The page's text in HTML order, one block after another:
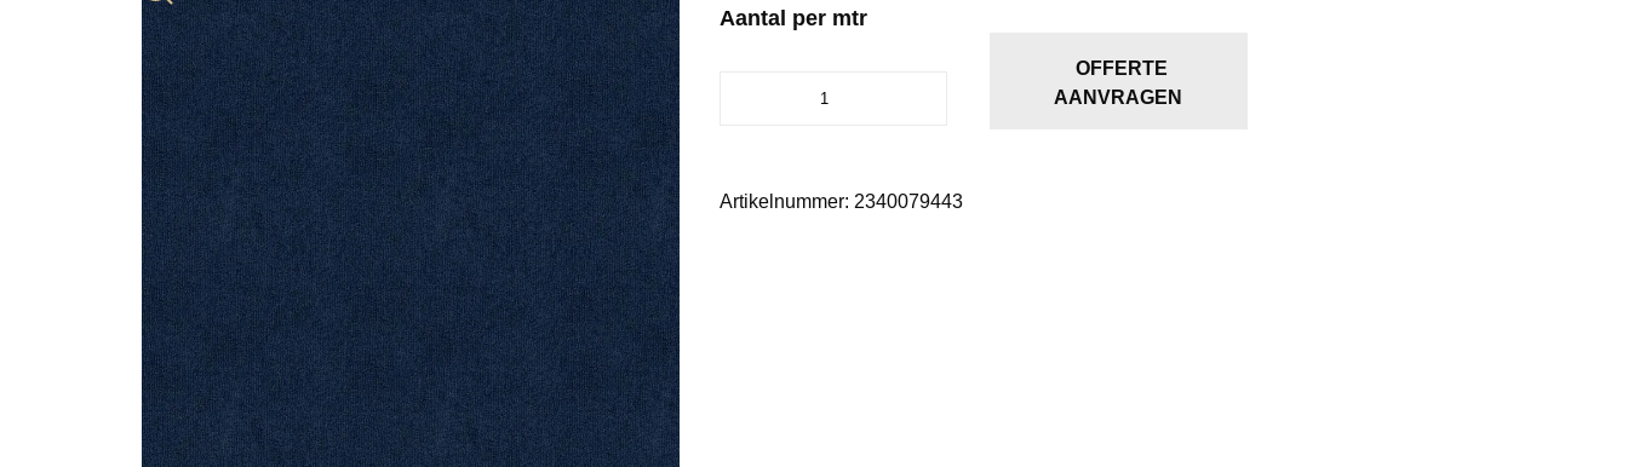
Aantal per mtr
OFFERTE
AANVRAGEN
Artikelnummer: 2340079443